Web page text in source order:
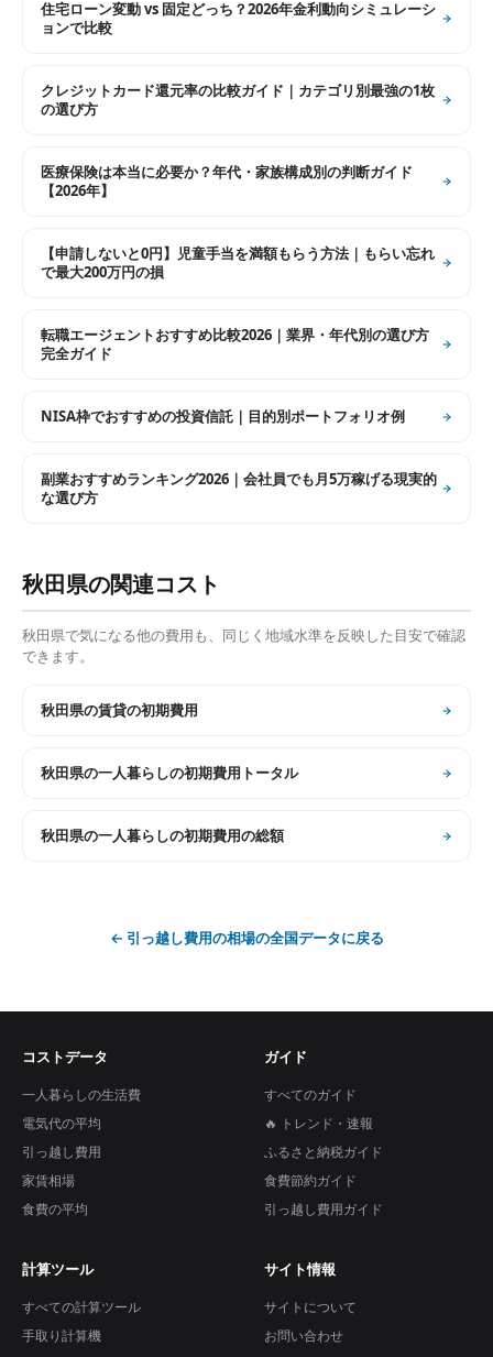
住宅ローン変動 vs 固定どっち？2026年金利動向シミュレーシ
ョンで比較
クレジットカード還元率の比較ガイド｜カテゴリ別最強の1枚
の選び方
医療保険は本当に必要か？年代・家族構成別の判断ガイド
【2026年】
【申請しないと0円】児童手当を満額もらう方法｜もらい忘れ
で最大200万円の損
転職エージェントおすすめ比較2026｜業界・年代別の選び方
完全ガイド
NISA枠でおすすめの投資信託｜目的別ポートフォリオ例
副業おすすめランキング2026｜会社員でも月5万稼げる現実的
な選び方
秋田県の関連コスト
秋田県で気になる他の費用も、同じく地域水準を反映した目安で確認
できます。
秋田県の賃貸の初期費用
秋田県の一人暮らしの初期費用トータル
秋田県の一人暮らしの初期費用の総額
← 引っ越し費用の相場の全国データに戻る
コストデータ
一人暮らしの生活費
電気代の平均
引っ越し費用
家賃相場
食費の平均
ガイド
すべてのガイド
🔥 トレンド・速報
ふるさと納税ガイド
食費節約ガイド
引っ越し費用ガイド
計算ツール
すべての計算ツール
手取り計算機
サイト情報
サイトについて
お問い合わせ